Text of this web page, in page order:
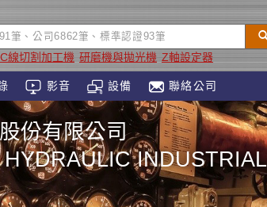
線切割加工機 研磨機與拋光機 Z軸設定器
影音 設備 聯絡公司
份有限公司
INDUSTRIAL